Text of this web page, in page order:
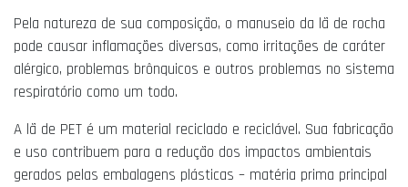
Pela natureza de sua composição, o manuseio da lã de rocha
pode causar inflamações diversas, como irritações de caráter
alérgico, problemas brônquicos e outros problemas no sistema
respiratório como um todo.
A lã de PET é um material reciclado e reciclável. Sua fabricação
e uso contribuem para a redução dos impactos ambientais
gerados pelas embalagens plásticas – matéria prima principal